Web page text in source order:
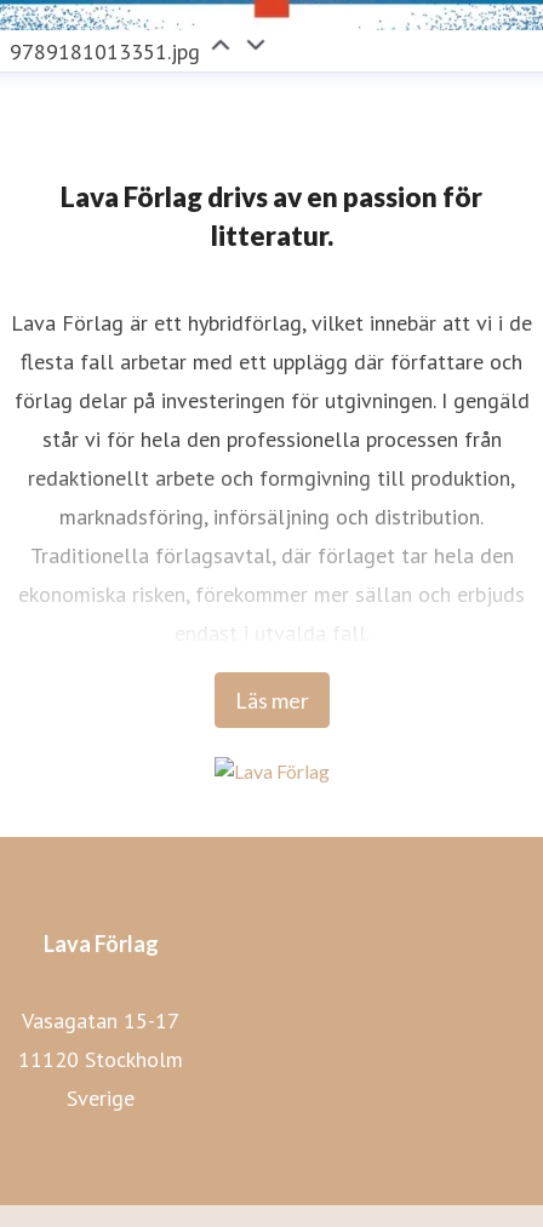
9789181013351.jpg
Lava Förlag drivs av en passion för
litteratur.
Läs mer
Lava Förlag är ett hybridförlag, vilket innebär att vi i de
flesta fall arbetar med ett upplägg där författare och
förlag delar på investeringen för utgivningen. I gengäld
står vi för hela den professionella processen från
redaktionellt arbete och formgivning till produktion,
marknadsföring, införsäljning och distribution.
Traditionella förlagsavtal, där förlaget tar hela den
ekonomiska risken, förekommer mer sällan och erbjuds
endast i utvalda fall.
Lava Förlag
Vasagatan 15-17
11120 Stockholm
Sverige